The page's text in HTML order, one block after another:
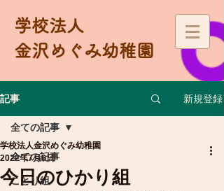
学校法人
金沢めぐみ幼稚園
記事 新規登録
全ての記事
ことり組
全ての記事
今日のひかり組
学校法人金沢めぐみ幼稚園
2022年7月6日